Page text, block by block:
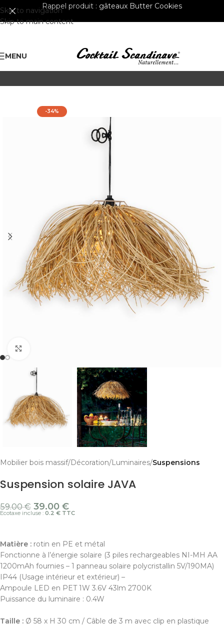
Skip to navigation
Skip to main content
Rappel produit : gâteaux Butter Cookies
MENU
-34%
Mobilier bois massif Décoration Luminaires Suspensions
Suspension solaire JAVA
59.00€ 39.00 €
Ecotaxe incluse : 0.2 € TTC
Matière : rotin en PE et métal
Fonctionne à l’énergie solaire (3 piles rechargeables NI-MH AA
1200mAh fournies – 1 panneau solaire polycristallin 5V/190MA)
IP44 (Usage intérieur et extérieur) –
Ampoule LED en PET 1W 3.6V 43lm 2700K
Puissance du luminaire : 0.4W
Taille : Ø 58 x H 30 cm / Câble de 3 m avec clip en plastique